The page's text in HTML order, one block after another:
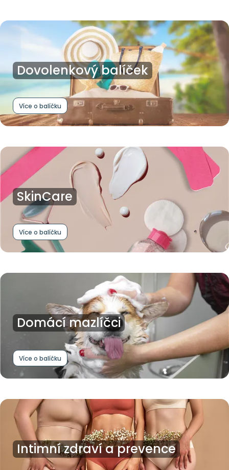
Dovolenkový balíček
Více o balíčku
SkinCare
Více o balíčku
Domácí mazlíčci
Více o balíčku
Intimní zdraví a prevence